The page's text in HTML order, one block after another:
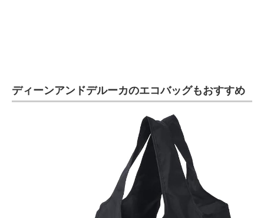
ディーンアンドデルーカのエコバッグもおすすめ